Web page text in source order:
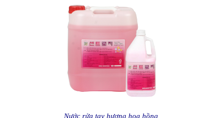
Nước rửa tay hương hoa hồng